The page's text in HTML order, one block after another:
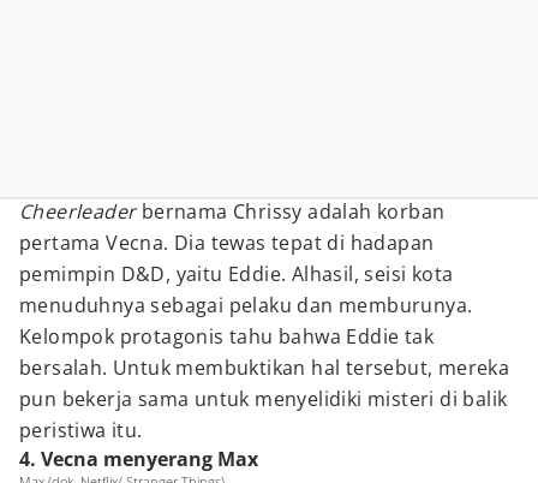
Cheerleaderbernama Chrissy adalah korban
pertama Vecna. Dia tewas tepat di hadapan
pemimpin D&D, yaitu Eddie. Alhasil, seisi kota
menuduhnya sebagai pelaku dan memburunya.
Kelompok protagonis tahu bahwa Eddie tak
bersalah. Untuk membuktikan hal tersebut, mereka
pun bekerja sama untuk menyelidiki misteri di balik
peristiwa itu.
4. Vecna menyerang Max